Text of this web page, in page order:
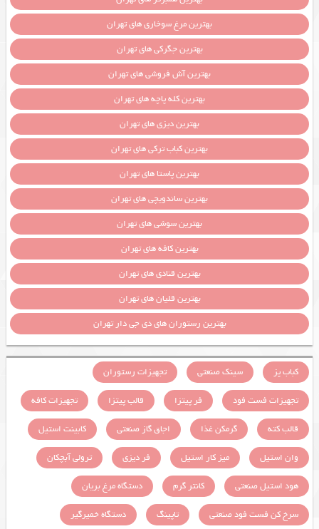
بهترین مرغ سوخاری های تهران
بهترین جگرکی های تهران
بهترین آش فروشی های تهران
بهترین کله پاچه های تهران
بهترین دیزی های تهران
بهترین کباب ترکی های تهران
بهترین پاستا های تهران
بهترین ساندویچی های تهران
بهترین سوشی های تهران
بهترین کافه های تهران
بهترین قنادی های تهران
بهترین قلیان های تهران
بهترین رستوران های دی جی دار تهران
کباب پز سینک صنعتی
تجهیزات رستوران
تجهیزات فست فود
فر پیتزا قالب پیتزا
تجهیزات کافه
قالب کته
گرمکن غذا اجاق گاز صنعتی
کابینت استیل
وان استیل
میز کار استیل فر دیزی
ترولی آبچکان
هود استیل صنعتی
کانتر گرم
دستگاه مرغ بریان
سرخ کن فست فود صنعتی
تاپینگ
دستگاه خمیرگیر